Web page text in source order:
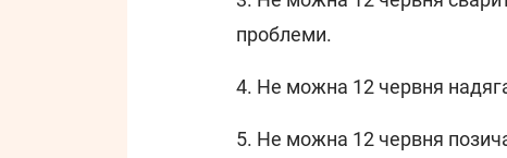
проблеми.
4. Не можна 12 червня
5. Не можна 12 червня